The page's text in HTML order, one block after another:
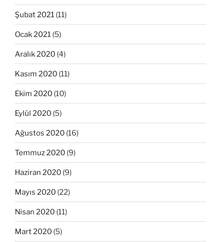
Şubat 2021 (11)
Ocak 2021 (5)
Aralık 2020 (4)
Kasım 2020 (11)
Ekim 2020 (10)
Eylül 2020 (5)
Ağustos 2020 (16)
Temmuz 2020 (9)
Haziran 2020 (9)
Mayıs 2020 (22)
Nisan 2020 (11)
Mart 2020 (5)